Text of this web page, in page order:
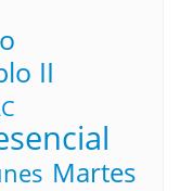
II
Martes